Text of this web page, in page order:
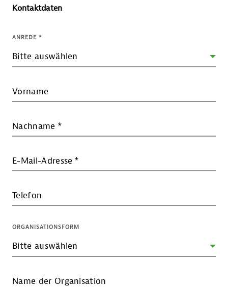
Kontaktdaten
ANREDE *
Vorname
Nachname *
E-Mail-Adresse *
Telefon
ORGANISATIONSFORM
Name der Organisation